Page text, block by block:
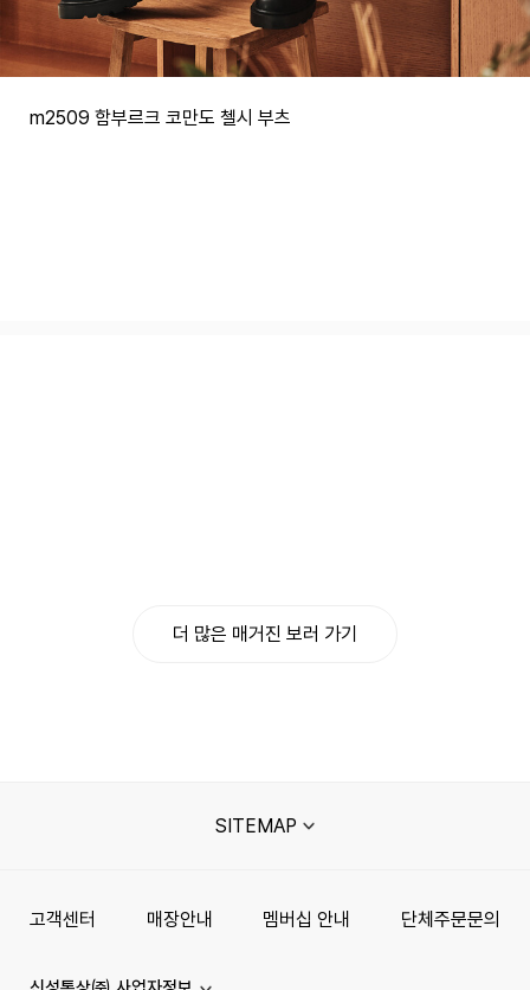
m2509 함부르크 코만도 첼시 부츠
더 많은 매거진 보러 가기
SITEMAP
고객센터 매장안내 멤버십 안내 단체주문문의